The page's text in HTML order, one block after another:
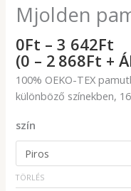
Mjolden
0Ft – 3 642Ft
(0 – 2 868Ft +
100% OEKO-TEX
különböző színekben,
szín
TÖRLÉS